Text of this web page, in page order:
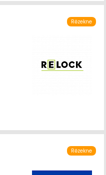
Rēzekne
Rēzekne